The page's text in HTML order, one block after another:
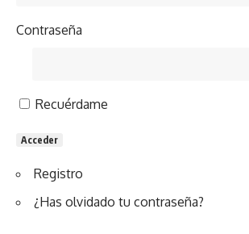
Contraseña
Recuérdame
Acceder
Registro
¿Has olvidado tu contraseña?